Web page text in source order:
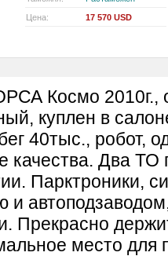
Цена:
17 570 USD
Космо 2010г.,
куплен в
40тыс., робот,
качества. Два ТО
Парктроники,
и
Прекрасно
место для